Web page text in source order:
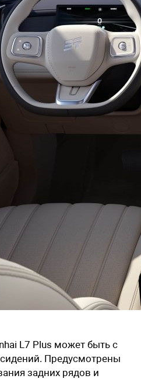
L7 Plus может быть с
Предусмотрены
задних рядов и